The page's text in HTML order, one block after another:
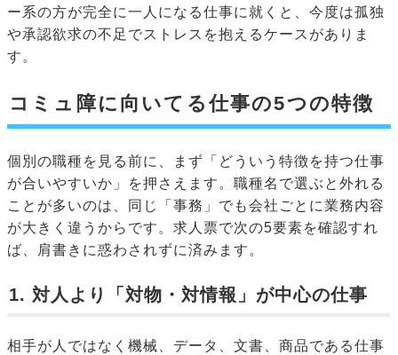
ー系の方が完全に一人になる仕事に就くと、今度は孤独
や承認欲求の不足でストレスを抱えるケースがありま
す。
コミュ障に向いてる仕事の5つの特徴
個別の職種を見る前に、まず「どういう特徴を持つ仕事
が合いやすいか」を押さえます。職種名で選ぶと外れる
ことが多いのは、同じ「事務」でも会社ごとに業務内容
が大きく違うからです。求人票で次の5要素を確認すれ
ば、肩書きに惑わされずに済みます。
1. 対人より「対物・対情報」が中心の仕事
相手が人ではなく機械、データ、文書、商品である仕事